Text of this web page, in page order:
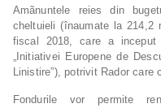
Amãnuntele reies din
cheltuieli (înaumate la 214,2
fiscal 2018, care a
„Initiativei Europene de
Linistire”), potrivit Rador care
Fondurile vor permite